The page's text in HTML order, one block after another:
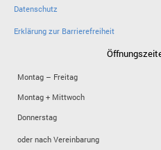
Datenschutz
Erklärung zur Barrierefreiheit
Montag – Freitag
Montag + Mittwoch
Donnerstag
oder nach Vereinbarung